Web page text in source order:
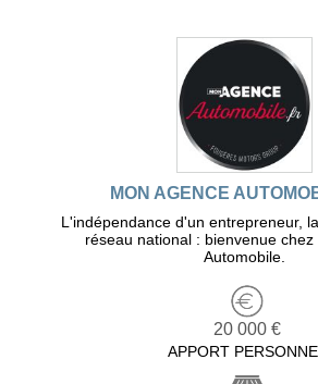
MON AGENCE
L'indépendance d'un entrepreneur,
réseau national : bienvenue chez
Automobile.
20 000 €
APPORT